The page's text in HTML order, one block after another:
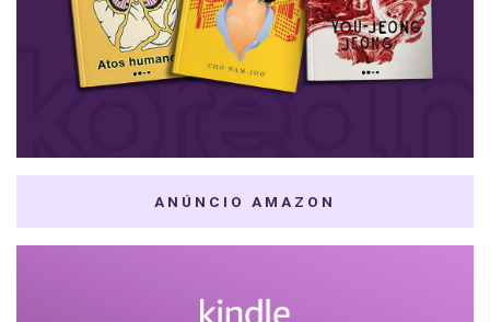
ANÚNCIO AMAZON